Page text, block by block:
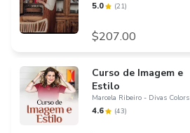
5.0 (21)
$207.00
Curso de Imagem e
Estilo
Marcela Ribeiro - Divas Colors
4.6 (43)